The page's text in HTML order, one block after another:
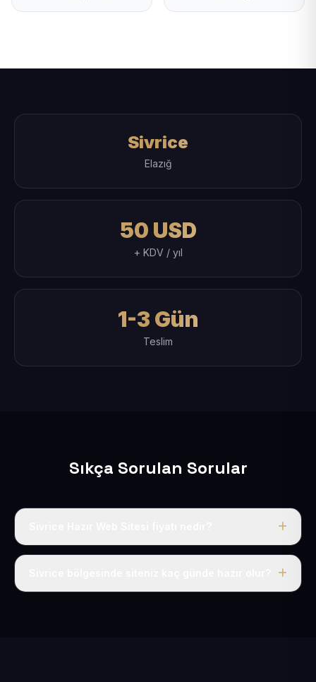
Sivrice
Elazığ
50 USD
+ KDV / yıl
1-3 Gün
Teslim
Sıkça Sorulan Sorular
Tek fiyat uygulanır: yıllık 50 USD + KDV. Bu bedele alan